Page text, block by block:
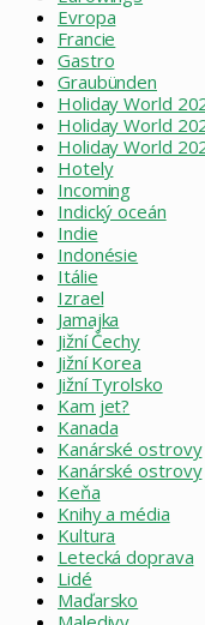
Evropa
Francie
Gastro
Graubünden
Holiday World
Holiday World
Holiday World
Hotely
Incoming
Indický oceán
Indie
Indonésie
Itálie
Izrael
Jamajka
Jižní Čechy
Jižní Korea
Jižní Tyrolsko
Kam jet?
Kanada
Kanárské ostrovy
Kanárské ostrovy
Keňa
Knihy a média
Kultura
Letecká doprava
Lidé
Maďarsko